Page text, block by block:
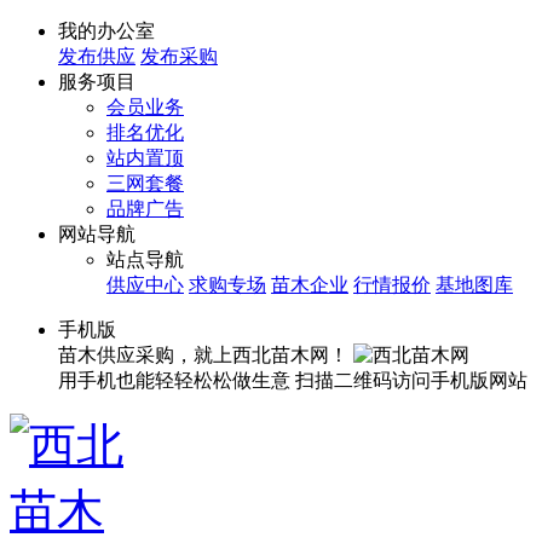
我的办公室
发布供应 发布采购
服务项目
会员业务
排名优化
站内置顶
三网套餐
品牌广告
网站导航
站点导航
供应中心 求购专场 苗木企业 行情报价 基地图库
手机版
苗木供应采购，就上西北苗木网！
用手机也能轻轻松松做生意 扫描二维码访问手机版网站